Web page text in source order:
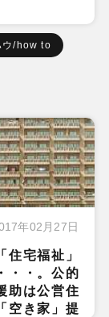
ウ/how to
年02月27日
住宅福祉」
・・。公的
助は公営住
空き家」提